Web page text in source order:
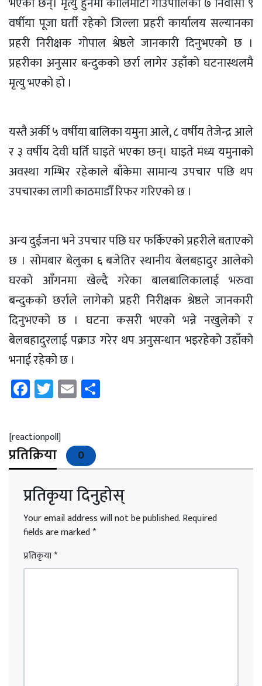
वर्षीया पूजा घर्ती रहेको जिल्ला प्रहरी कार्यालय सल्यानका
प्रहरी निरीक्षक गोपाल श्रेष्ठले जानकारी दिनुभएको छ ।
प्रहरीका अनुसार बन्दुकको छर्रा लागेर उहाँको घटनास्थलमै
मृत्यु भएको हो ।
यस्तै अर्की ५ वर्षीया बालिका यमुना आले, ८ वर्षीय तेजेन्द्र आले
र ३ वर्षीय देवीघर्तिघाइते भएका छन्। घाइते मध्य यमुनाको
अवस्था गम्भिर रहेकाले बाँकेमा सामान्य उपचार पछि थप
उपचारका लागी काठमाडौँ रिफर गरिएको छ ।
अन्य दुईजना भने उपचार पछि घर फर्किएको प्रहरीले बताएको
छ । सोमबार बेलुका ६ बजेतिर स्थानीय बेलबहादुर आलेको
घरको आँगनमा खेल्दै गरेका बालबालिकालाई भरुवा
बन्दुकको छर्राले लागेको प्रहरी निरीक्षक श्रेष्ठले जानकारी
दिनुभएको छ । घटना कसरी भएको भन्ने नखुलेको र
बेलबहादुरलाई पक्राउ गरेर थप अनुसन्धान भइरहेको उहाँको
भनाई रहेको छ ।
Facebook
Twitter
Email
[reactionpoll]
प्रतिक्रिया 0
प्रतिकृया दिनुहोस्
Your email address will not be published.Required
fields are marked*
प्रतिकृया*